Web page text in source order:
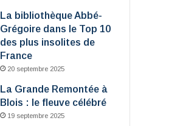
La bibliothèque Abbé-
Grégoire dans le Top 10
des plus insolites de
France
20 septembre 2025
La Grande Remontée à
Blois : le fleuve célébré
19 septembre 2025